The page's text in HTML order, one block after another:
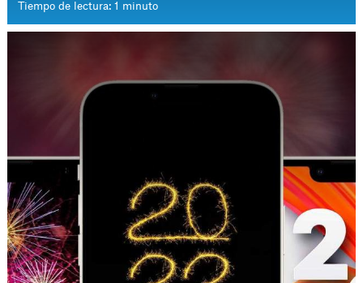
Tiempo de lectura: 1 minuto